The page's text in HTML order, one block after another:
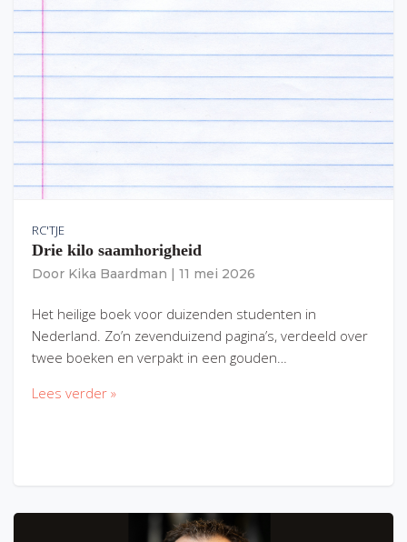
RC'TJE
Drie kilo saamhorigheid
Door Kika Baardman 11 mei 2026
Het heilige boek voor duizenden studenten in
Nederland. Zo’n zevenduizend pagina’s, verdeeld over
twee boeken en verpakt in een gouden…
Lees verder »